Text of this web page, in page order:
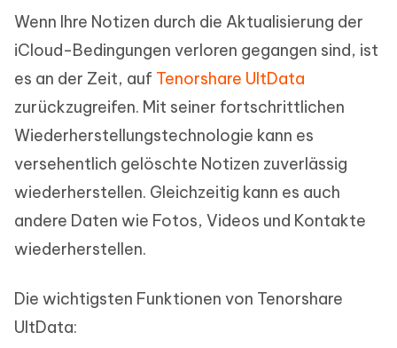
Wenn Ihre Notizen durch die Aktualisierung der
iCloud-Bedingungen verloren gegangen sind, ist
es an der Zeit, auf Tenorshare UltData
zurückzugreifen. Mit seiner fortschrittlichen
Wiederherstellungstechnologie kann es
versehentlich gelöschte Notizen zuverlässig
wiederherstellen. Gleichzeitig kann es auch
andere Daten wie Fotos, Videos und Kontakte
wiederherstellen.
Die wichtigsten Funktionen von Tenorshare
UltData: